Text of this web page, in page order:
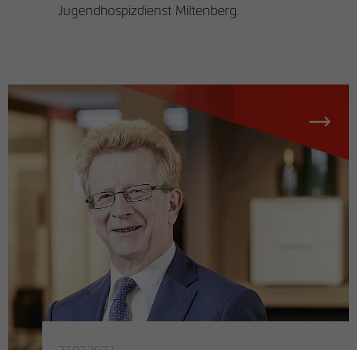
Jugendhospizdienst Miltenberg.